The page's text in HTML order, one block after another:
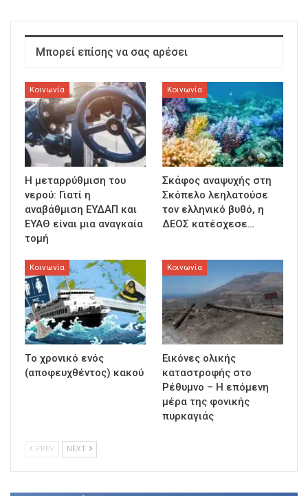
Μπορεί επίσης να σας αρέσει
Κοινωνία
Η μεταρρύθμιση του
νερού: Γιατί η
αναβάθμιση ΕΥΔΑΠ και
ΕΥΑΘ είναι μια αναγκαία
τομή
Κοινωνία
Σκάφος αναψυχής στη
Σκόπελο λεηλατούσε
τον ελληνικό βυθό, η
ΔΕΟΣ κατέσχεσε…
Κοινωνία
Τo χρονικό ενός
(αποφευχθέντος) κακού
Κοινωνία
Εικόνες ολικής
καταστροφής στο
Ρέθυμνο – Η επόμενη
μέρα της φονικής
πυρκαγιάς
PREV NEXT